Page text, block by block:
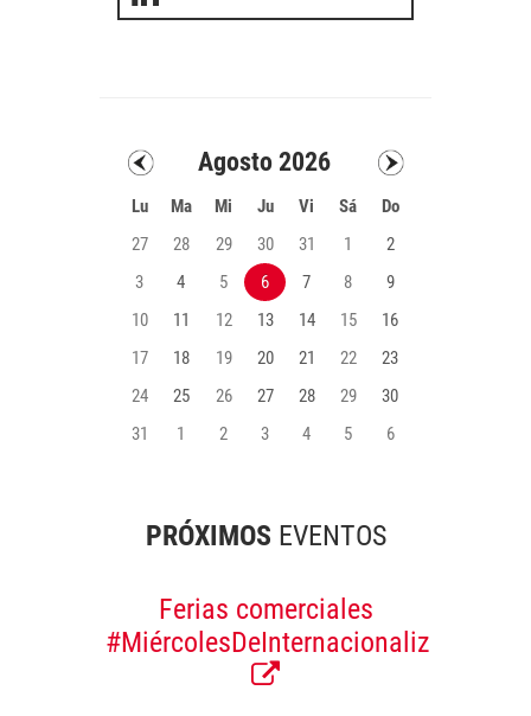
Agosto 2026
Lu Ma Mi Ju Vi Sá
Do
27
28 29 30 31 1
2
3
4 5 6 7 8
9
10
11 12 13 14 15
16
17
18 19 20 21 22
23
24
25 26 27 28 29
30
31
1 2 3 4 5 6
PRÓXIMOS EVENTOS
Ferias comerciales
#MiércolesDeInternacionalización